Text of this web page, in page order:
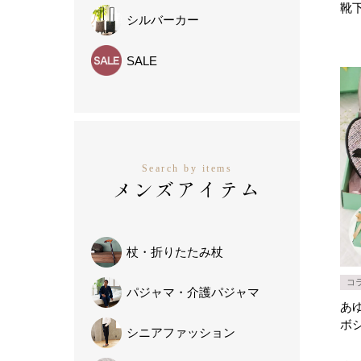
シルバーカー
SALE
Search by items
メンズアイテム
杖・ 折りたたみ杖
パジャマ・ 介護パジャマ
シニアファッション
靴
コ
あ
ボ